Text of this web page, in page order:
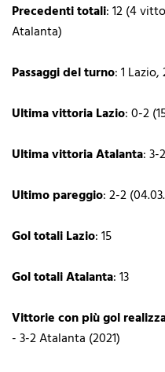
Precedenti totali: 12 (4
Atalanta)
Passaggi del turno: 1
Ultima vittoria Lazio: 0-2
Ultima vittoria Atalanta: 3-
Ultimo pareggio: 2-2
Gol totali Lazio: 15
Gol totali Atalanta: 13
Vittorie con più gol
- 3-2 Atalanta (2021)